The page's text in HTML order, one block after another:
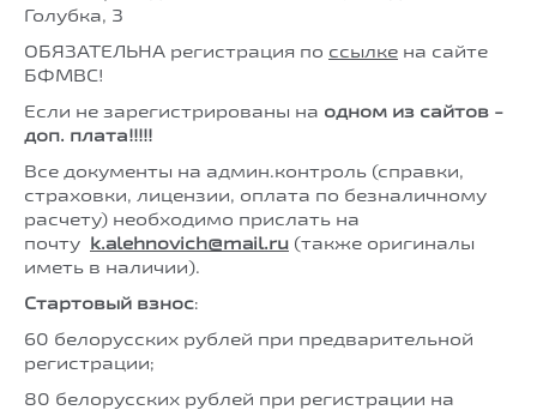
Голубка, 3
ОБЯЗАТЕЛЬНА регистрация по ссылке на сайте
БФМВС!
Если не зарегистрированы на одном из сайтов -
доп. плата!!!!!
Все документы на админ.контроль (справки,
страховки, лицензии, оплата по безналичному
расчету) необходимо прислать на
почту k.alehnovich@mail.ru (также оригиналы
иметь в наличии).
Стартовый взнос:
60 белорусских рублей при предварительной
регистрации;
80 белорусских рублей при регистрации на